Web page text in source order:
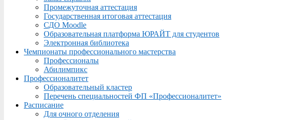
Промежуточная аттестация
Государственная итоговая аттестация
СДО Moodle
Образовательная платформа ЮРАЙТ для студентов
Электронная библиотека
Чемпионаты профессионального мастерства
Профессионалы
Абилимпикс
Профессионалитет
Образовательный кластер
Перечень специальностей ФП «Профессионалитет»
Расписание
Для очного отделения